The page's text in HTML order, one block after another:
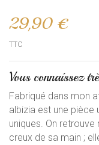
29,90 €
TTC
Vous connaissez
Fabriqué dans mon
albizia est une pièce
uniques. On
creux de sa main ;